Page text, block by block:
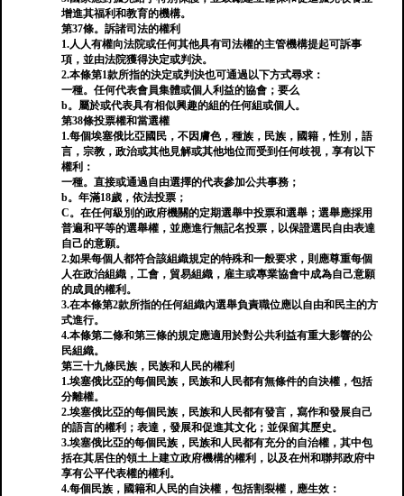
增進其福利和教育的機構。
第37條。訴諸司法的權利
1.人人有權向法院或任何其他具有司法權的主管機構提起可訴事
項，並由法院獲得決定或判決。
2.本條第1款所指的決定或判決也可通過以下方式尋求：
一種。任何代表會員集體或個人利益的協會；要么
b。屬於或代表具有相似興趣的組的任何組或個人。
第38條投票權和當選權
1.每個埃塞俄比亞國民，不因膚色，種族，民族，國籍，性別，語
言，宗教，政治或其他見解或其他地位而受到任何歧視，享有以下
權利：
一種。直接或通過自由選擇的代表參加公共事務；
b。年滿18歲，依法投票；
C。在任何級別的政府機關的定期選舉中投票和選舉；選舉應採用
普遍和平等的選舉權，並應進行無記名投票，以保證選民自由表達
自己的意願。
2.如果每個人都符合該組織規定的特殊和一般要求，則應尊重每個
人在政治組織，工會，貿易組織，雇主或專業協會中成為自己意願
的成員的權利。
3.在本條第2款所指的任何組織內選舉負責職位應以自由和民主的方
式進行。
4.本條第二條和第三條的規定應適用於對公共利益有重大影響的公
民組織。
第三十九條民族，民族和人民的權利
1.埃塞俄比亞的每個民族，民族和人民都有無條件的自決權，包括
分離權。
2.埃塞俄比亞的每個民族，民族和人民都有發言，寫作和發展自己
的語言的權利；表達，發展和促進其文化；並保留其歷史。
3.埃塞俄比亞的每個民族，民族和人民都有充分的自治權，其中包
括在其居住的領土上建立政府機構的權利，以及在州和聯邦政府中
享有公平代表權的權利。
4.每個民族，國籍和人民的自決權，包括割裂權，應生效：